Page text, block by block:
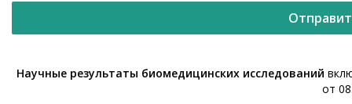
Научные результаты биомедицинских исследований
от